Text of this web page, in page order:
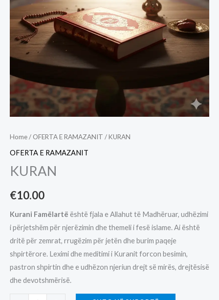
Home/ OFERTA E RAMAZANIT / KURAN
OFERTA E RAMAZANIT
KURAN
€10.00
Kurani Famëlartë është fjala e Allahut të Madhëruar, udhëzimi
i përjetshëm për njerëzimin dhe themeli i fesë islame. Ai është
dritë për zemrat, rrugëzim për jetën dhe burim paqeje
shpirtërore. Leximi dhe meditimi i Kuranit forcon besimin,
pastron shpirtin dhe e udhëzon njeriun drejt së mirës, drejtësisë
dhe devotshmërisë.